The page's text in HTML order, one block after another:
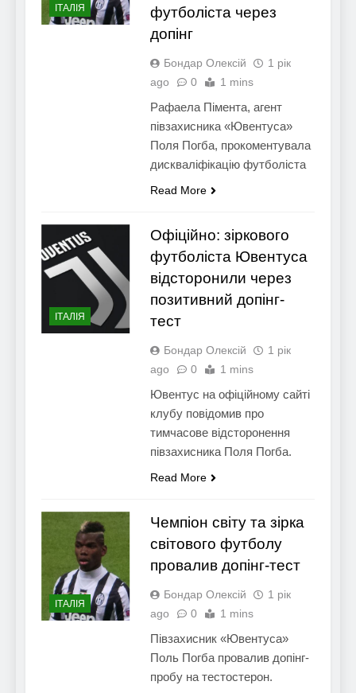
ІТАЛІЯ
футболіста через
допінг
Бондар Олексій
1 рік
ago
0 1 mins
Рафаела Пімента, агент
півзахисника «Ювентуса»
Поля Погба, прокоментувала
дискваліфікацію футболіста
Read More
ІТАЛІЯ
Офіційно: зіркового
футболіста Ювентуса
відсторонили через
позитивний допінг-
тест
Бондар Олексій
1 рік
ago
0 1 mins
Ювентус на офіційному сайті
клубу повідомив про
тимчасове відсторонення
півзахисника Поля Погба.
Read More
ІТАЛІЯ
Чемпіон світу та зірка
світового футболу
провалив допінг-тест
Бондар Олексій
1 рік
ago
0 1 mins
Півзахисник «Ювентуса»
Поль Погба провалив допінг-
пробу на тестостерон.